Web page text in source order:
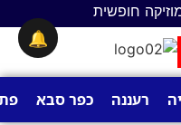
חופשית
רעננה כפר סבא
🔔